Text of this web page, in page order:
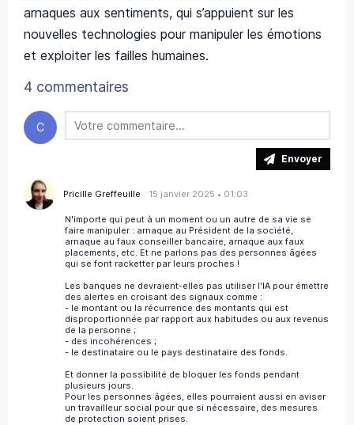
arnaques aux sentiments, qui s’appuient sur les
nouvelles technologies pour manipuler les émotions
et exploiter les failles humaines.
4 commentaires
C
Envoyer
Pricille Greffeuille 15 janvier 2025 • 01:03
N'importe qui peut à un moment ou un autre de sa vie se
faire manipuler : arnaque au Président de la société,
arnaque au faux conseiller bancaire, arnaque aux faux
placements, etc. Et ne parlons pas des personnes âgées
qui se font racketter par leurs proches !
Les banques ne devraient-elles pas utiliser l'IA pour émettre
des alertes en croisant des signaux comme :
- le montant ou la récurrence des montants qui est
disproportionnée par rapport aux habitudes ou aux revenus
de la personne ;
- des incohérences ;
- le destinataire ou le pays destinataire des fonds.
Et donner la possibilité de bloquer les fonds pendant
plusieurs jours.
Pour les personnes âgées, elles pourraient aussi en aviser
un travailleur social pour que si nécessaire, des mesures
de protection soient prises.